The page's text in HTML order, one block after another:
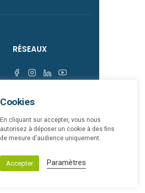
RÉSEAUX
Cookies
En cliquant sur accepter, vous nous
autorisez à déposer un cookie à des fins
de mesure d'audience uniquement.
Accepter Paramètres